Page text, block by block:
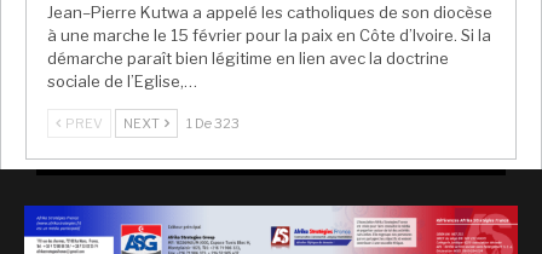
Jean–Pierre Kutwa a appelé les catholiques de son diocèse
à une marche le 15 février pour la paix en Côte d’Ivoire. Si la
démarche paraît bien légitime en lien avec la doctrine
sociale de l’Eglise,…
PREV NEXT 1 De 323